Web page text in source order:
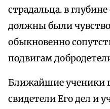
страдальца. в
должны были
обыкновенно
подвигам
Ближайшие ученики
свидетели Его дел и